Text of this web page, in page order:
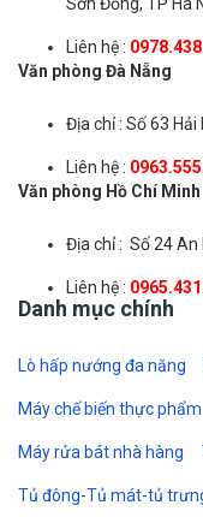
Liên hệ :
Văn phòng Đà Nẵng
Địa chỉ : Số 63 Hải
Liên hệ :
Văn phòng Hồ Chí Minh
Địa chỉ : Số 24 An
Liên hệ :
Danh mục chính
Lò hấp nướng đa năng
Máy chế biến thực phẩm
Máy rửa bát nhà hàng
Tủ đông-Tủ mát-tủ